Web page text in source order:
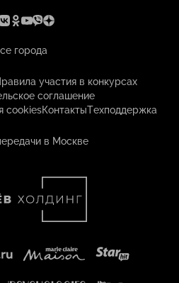
города
участия в конкурсах
соглашение
cookiesКонтактыТехподдержка
в Москве